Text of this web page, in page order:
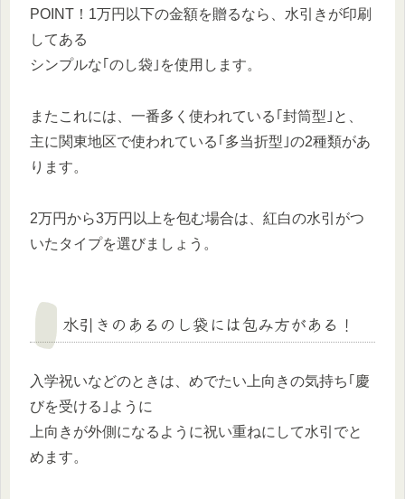
POINT！ 1万円以下の金額を贈るなら、水引きが印刷
してある
シンプルな｢のし袋｣を使用します。
またこれには、一番多く使われている｢封筒型｣と、
主に関東地区で使われている｢多当折型｣の2種類があ
ります。
2万円から3万円以上を包む場合は、紅白の水引がつ
いたタイプを選びましょう。
水引きのあるのし袋には包み方がある！
入学祝いなどのときは、めでたい上向きの気持ち｢慶
びを受ける｣ように
上向きが外側になるように祝い重ねにして水引でと
めます。